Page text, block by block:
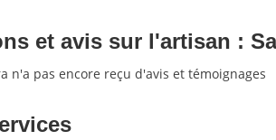
et avis sur l'artisan :
n'a pas encore reçu d'avis et témoignages